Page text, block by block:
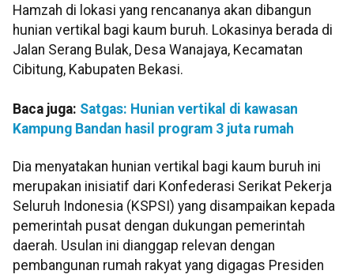
Hamzah di lokasi yang rencananya akan dibangun
hunian vertikal bagi kaum buruh. Lokasinya berada di
Jalan Serang Bulak, Desa Wanajaya, Kecamatan
Cibitung, Kabupaten Bekasi.
Baca juga: Satgas: Hunian vertikal di kawasan
Kampung Bandan hasil program 3 juta rumah
Dia menyatakan hunian vertikal bagi kaum buruh ini
merupakan inisiatif dari Konfederasi Serikat Pekerja
Seluruh Indonesia (KSPSI) yang disampaikan kepada
pemerintah pusat dengan dukungan pemerintah
daerah. Usulan ini dianggap relevan dengan
pembangunan rumah rakyat yang digagas Presiden